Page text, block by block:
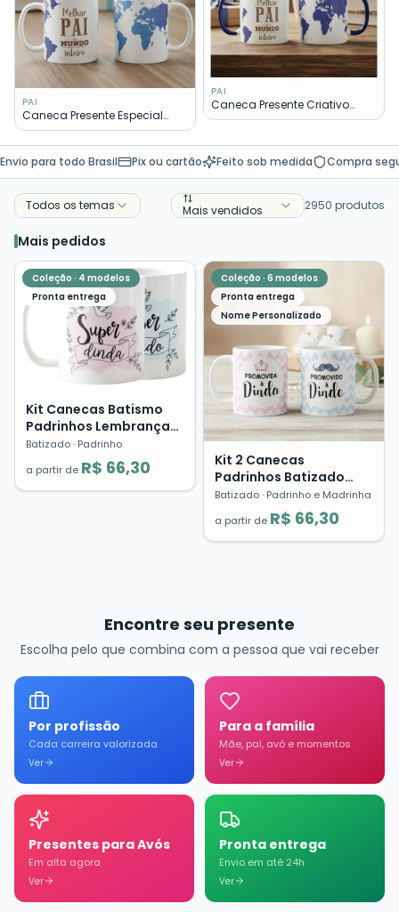
PAI
Caneca Presente Especial
Familia Melhor Pai Mundo
PAI
Caneca Presente Criativo
Melhor Pai do Mundo Inteiro
Envio para todo Brasil Pix ou cartão Feito sob medida Compra
Todos os temas Mais vendidos 2950 produtos
Mais pedidos
Coleção · 4 modelos
Pronta entrega
Kit Canecas Batismo
Padrinhos Lembrança
Dinda Dindo Presente
Cerâmica
Batizado· Padrinho
a partir de R$ 66,30
Coleção · 6 modelos
Pronta entrega
Nome Personalizado
Kit 2 Canecas
Padrinhos Batizado
Crisma Lembrança
Presente Dindo Dinda
Batizado· Padrinho e Madrinha
a partir de R$ 66,30
Encontre seu presente
Escolha pelo que combina com a pessoa que vai receber
Por profissão
Cada carreira valorizada
Ver
Para a família
Mãe, pai, avó e momentos
Ver
Presentes para Avós
Em alta agora
Ver
Pronta entrega
Envio em até 24h
Ver